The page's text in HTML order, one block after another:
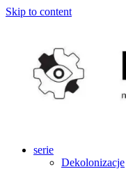
Skip to content
serie
Dekolonizacje